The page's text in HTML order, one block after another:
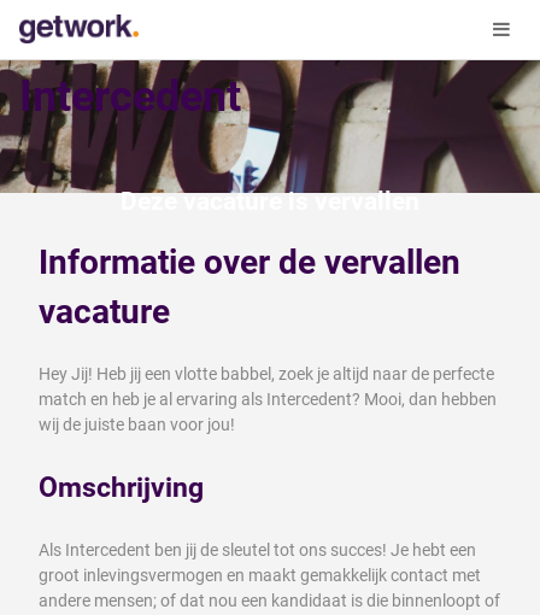
Intercedent
Deze vacature is vervallen
Informatie over de vervallen
vacature
Hey Jij! Heb jij een vlotte babbel, zoek je altijd naar de perfecte
match en heb je al ervaring als Intercedent? Mooi, dan hebben
wij de juiste baan voor jou!
Omschrijving
Als Intercedent ben jij de sleutel tot ons succes! Je hebt een
groot inlevingsvermogen en maakt gemakkelijk contact met
andere mensen; of dat nou een kandidaat is die binnenloopt of